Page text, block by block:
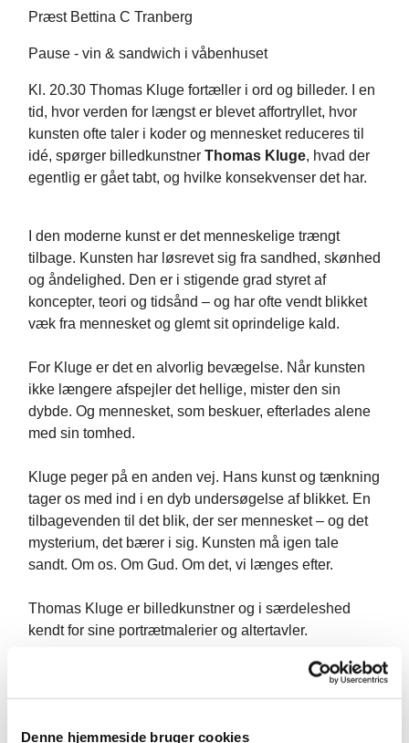
Denne hjemmeside bruger cookies
Præst Bettina C Tranberg
Pause - vin & sandwich i våbenhuset
Kl. 20.30 Thomas Kluge fortæller i ord og billeder. I en
tid, hvor verden for længst er blevet affortryllet, hvor
kunsten ofte taler i koder og mennesket reduceres til
idé, spørger billedkunstner Thomas Kluge, hvad der
egentlig er gået tabt, og hvilke konsekvenser det har.
I den moderne kunst er det menneskelige trængt
tilbage. Kunsten har løsrevet sig fra sandhed, skønhed
og åndelighed. Den er i stigende grad styret af
koncepter, teori og tidsånd – og har ofte vendt blikket
væk fra mennesket og glemt sit oprindelige kald.
For Kluge er det en alvorlig bevægelse. Når kunsten
ikke længere afspejler det hellige, mister den sin
dybde. Og mennesket, som beskuer, efterlades alene
med sin tomhed.
Kluge peger på en anden vej. Hans kunst og tænkning
tager os med ind i en dyb undersøgelse af blikket. En
tilbagevenden til det blik, der ser mennesket – og det
mysterium, det bærer i sig. Kunsten må igen tale
sandt. Om os. Om Gud. Om det, vi længes efter.
Thomas Kluge er billedkunstner og i særdeleshed
kendt for sine portrætmalerier og altertavler.